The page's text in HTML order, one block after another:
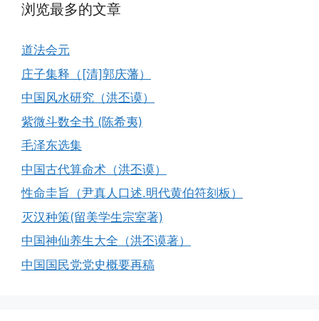
浏览最多的文章
道法会元
庄子集释（[清]郭庆藩）
中国风水研究（洪丕谟）
紫微斗数全书 (陈希夷)
毛泽东选集
中国古代算命术（洪丕谟）
性命圭旨（尹真人口述.明代黄伯符刻板）
灭汉种策(留美学生宗室著)
中国神仙养生大全（洪丕谟著）
中国国民党党史概要再稿